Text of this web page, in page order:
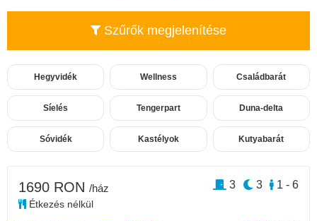
Szűrők megjelenítése
Hegyvidék Wellness Családbarát
Síelés Tengerpart Duna-delta
Sóvidék Kastélyok Kutyabarát
1690 RON /ház
Étkezés nélkül
1 - 6
3
3